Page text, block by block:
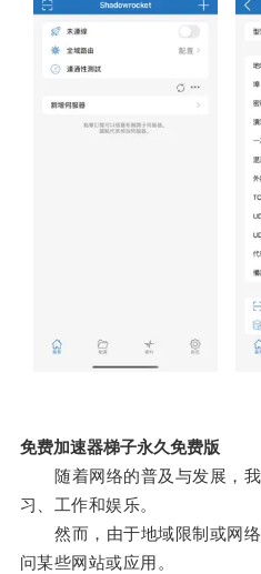
免费加速器梯子永久免费版
随着网络的普及与发展，我
习、工作和娱乐。
然而，由于地域限制或网络
问某些网站或应用。